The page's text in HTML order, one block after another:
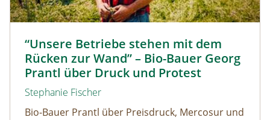
“Unsere Betriebe stehen mit dem
Rücken zur Wand” – Bio-Bauer Georg
Prantl über Druck und Protest
Stephanie Fischer
Bio-Bauer Prantl über Preisdruck, Mercosur und